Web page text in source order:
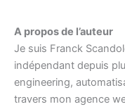
A propos de l’auteur
Je suis Franck
indépendant depuis
engineering,
travers mon agence